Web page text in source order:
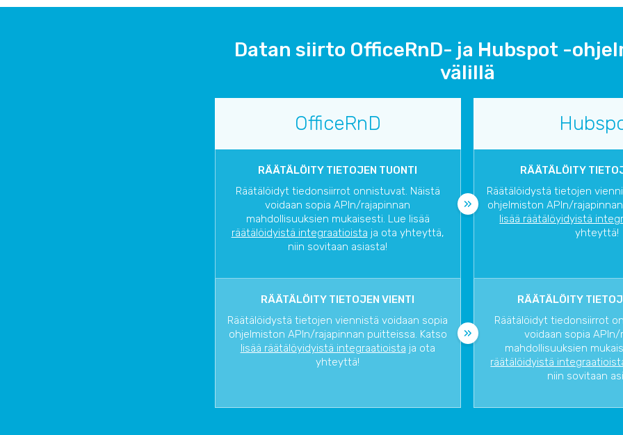
Datan siirto OfficeRnD- ja Hubspot -
välillä
OfficeRnD
RÄÄTÄLÖITY TIETOJEN TUONTI
Räätälöidyt tiedonsiirrot onnistuvat. Näistä
voidaan sopia APIn/rajapinnan
mahdollisuuksien mukaisesti. Lue lisää
räätälöidyistä integraatioista ja ota yhteyttä,
niin sovitaan asiasta!
RÄÄTÄLÖITY
Räätälöidystä tietojen
ohjelmiston APIn/
lisää räätälöyidyistä
yhteyttä!
RÄÄTÄLÖITY TIETOJEN VIENTI
Räätälöidystä tietojen viennistä voidaan sopia
ohjelmiston APIn/rajapinnan puitteissa. Katso
lisää räätälöyidyistä integraatioista ja ota
yhteyttä!
RÄÄTÄLÖITY
Räätälöidyt tiedonsiirrot
voidaan sopia APIn/
mahdollisuuksien
räätälöidyistä
niin sovitaan